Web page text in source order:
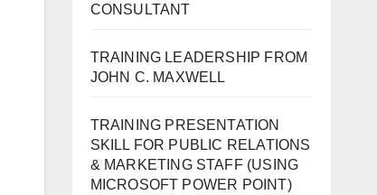
CONSULTANT
TRAINING LEADERSHIP FROM
JOHN C. MAXWELL
TRAINING PRESENTATION
SKILL FOR PUBLIC RELATIONS
& MARKETING STAFF (USING
MICROSOFT POWER POINT)